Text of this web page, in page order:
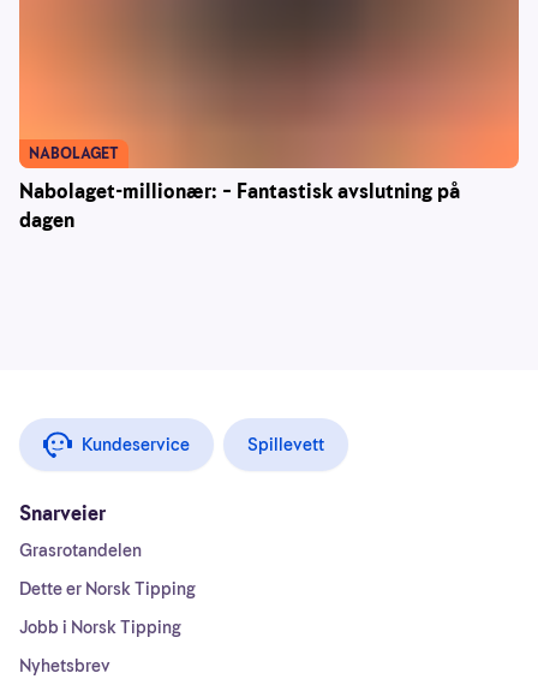
Nabolaget-millionær: – Fantastisk avslutning på
dagen
NABOLAGET
Kundeservice Spillevett
Snarveier
Grasrotandelen
Dette er Norsk Tipping
Jobb i Norsk Tipping
Nyhetsbrev